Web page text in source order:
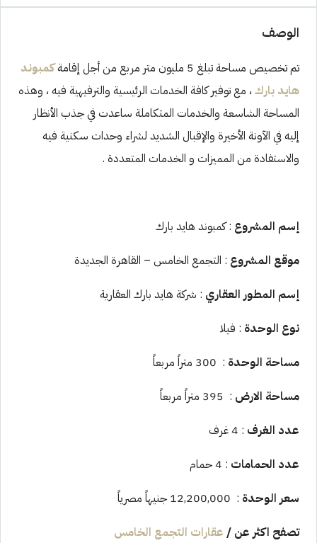
الوصف
تم تخصيص مساحة تبلغ 5 مليون متر مربع من أجل إقامة
كمبوند
هايد بارك، مع توفير كافة الخدمات الرئيسية والترفيهية فيه ، وهذه
المساحة الشاسعة والخدمات المتكاملة ساعدت في جذب الأنظار
إليه في الآونة الأخيرة والإقبال الشديد لشراء وحدات سكنية فيه
والاستفادة من المميزات و الخدمات المتعددة .
إسم المشروع : كمبوند هايد بارك
موقع المشروع : التجمع الخامس – القاهرة الجديدة
إسم المطور العقاري : شركة هايد بارك العقارية
نوع الوحدة : فيلا
مساحة الوحدة : 300 متراً مربعاً
مساحة الارض : 395 متراً مربعاً
عدد الغرف : 4 غرف
عدد الحمامات : 4 حمام
سعر الوحدة : 12,200,000 جنيهاً مصرياً
تصفح اكثر عن / عقارات التجمع الخامس